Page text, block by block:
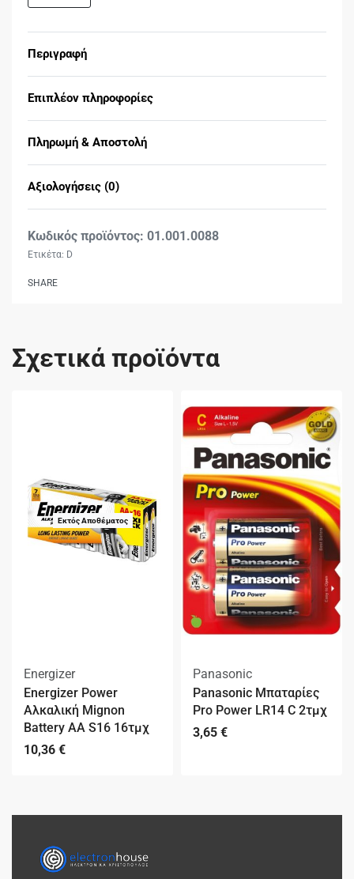
Περιγραφή
Επιπλέον πληροφορίες
Πληρωμή & Αποστολή
Αξιολογήσεις (0)
01.001.0088
Ετικέτα: D
SHARE
Σχετικά προϊόντα
Εκτός Αποθέματος
Energizer
Energizer Power
Αλκαλική Mignon
Battery AA S16 16τμχ
10,36 €
Panasonic
Panasonic Μπαταρίες
Pro Power LR14 C 2τμχ
3,65 €